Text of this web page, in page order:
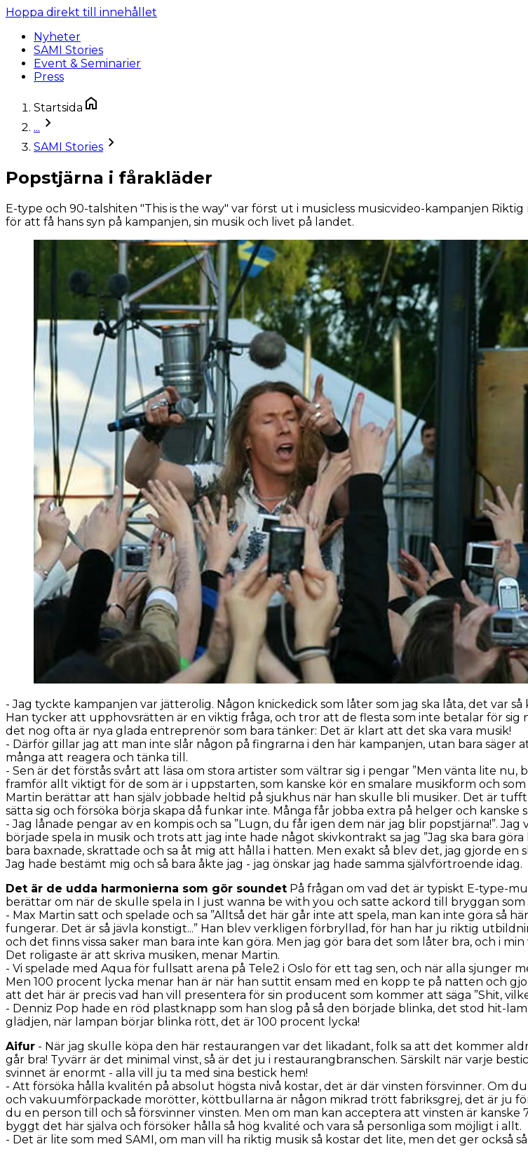
Hoppa direkt till innehållet
Nyheter
SAMI Stories
Event & Seminarier
Press
Startsida
...
SAMI Stories
Popstjärna i fårakläder
E-type och 90-talshiten "This is the way" var först ut i musicless musicvideo-kampanjen
för att få hans syn på kampanjen, sin musik och livet på landet.
- Jag tyckte kampanjen var jätterolig. Någon knickedick som låter som jag ska låta, det var
Han tycker att upphovsrätten är en viktig fråga, och tror att de flesta som inte betalar för
det nog ofta är nya glada entreprenör som bara tänker: Det är klart att det ska vara musik!
- Därför gillar jag att man inte slår någon på fingrarna i den här kampanjen, utan bara
många att reagera och tänka till.
- Sen är det förstås svårt att läsa om stora artister som vältrar sig i pengar ”Men vänta lite
framför allt viktigt för de som är i uppstarten, som kanske kör en smalare musikform och som
Martin berättar att han själv jobbade heltid på sjukhus när han skulle bli musiker. Det är
sätta sig och försöka börja skapa då funkar inte. Många får jobba extra på helger och kanske
- Jag lånade pengar av en kompis och sa ”Lugn, du får igen dem när jag blir popstjärna!”.
började spela in musik och trots att jag inte hade något skivkontrakt sa jag ”Jag ska bara
bara baxnade, skrattade och sa åt mig att hålla i hatten. Men exakt så blev det, jag gjorde
Jag hade bestämt mig och så bara åkte jag - jag önskar jag hade samma självförtroende idag.
Det är de udda harmonierna som gör soundet På frågan om vad det är typiskt E-type-
berättar om när de skulle spela in I just wanna be with you och satte ackord till bryggan som
- Max Martin satt och spelade och sa ”Alltså det här går inte att spela, man kan inte göra så
fungerar. Det är så jävla konstigt...” Han blev verkligen förbryllad, för han har ju riktig
och det finns vissa saker man bara inte kan göra. Men jag gör bara det som låter bra, och i
Det roligaste är att skriva musiken, menar Martin.
- Vi spelade med Aqua för fullsatt arena på Tele2 i Oslo för ett tag sen, och när alla sjunger
Men 100 procent lycka menar han är när han suttit ensam med en kopp te på natten och
att det här är precis vad han vill presentera för sin producent som kommer att säga ”Shit,
- Denniz Pop hade en röd plastknapp som han slog på så den började blinka, det stod hit-
glädjen, när lampan börjar blinka rött, det är 100 procent lycka!
Aifur - När jag skulle köpa den här restaurangen var det likadant, folk sa att det kommer
går bra! Tyvärr är det minimal vinst, så är det ju i restaurangbranschen. Särskilt när varje
svinnet är enormt - alla vill ju ta med sina bestick hem!
- Att försöka hålla kvalitén på absolut högsta nivå kostar, det är där vinsten försvinner. Om
och vakuumförpackade morötter, köttbullarna är någon mikrad trött fabriksgrej, det är ju
du en person till och så försvinner vinsten. Men om man kan acceptera att vinsten är kanske
byggt det här själva och försöker hålla så hög kvalité och vara så personliga som möjligt i allt.
- Det är lite som med SAMI, om man vill ha riktig musik så kostar det lite, men det ger också